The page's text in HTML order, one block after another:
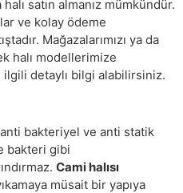
satın almanız mümkündür.
ve kolay ödeme
Mağazalarımızı ya da
halı modellerimize
detaylı bilgi alabilirsiniz.
bakteriyel ve anti statik
bakteri gibi
Cami halısı
müsait bir yapıya